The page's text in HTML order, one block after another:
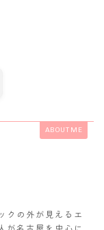
ABOUT ME
クの外が見えるエ